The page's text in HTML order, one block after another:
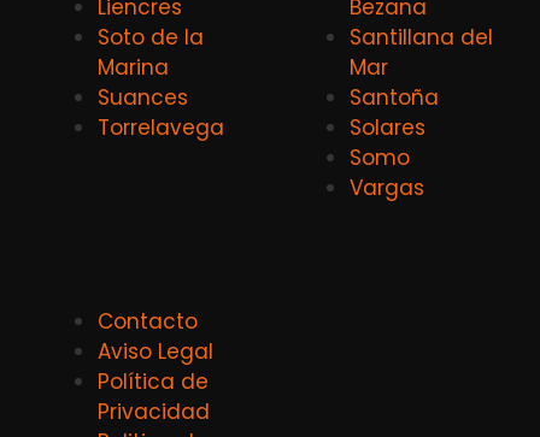
Liencres
Soto de la
Marina
Suances
Torrelavega
Bezana
Santillana del
Mar
Santoña
Solares
Somo
Vargas
Contacto
Aviso Legal
Política de
Privacidad